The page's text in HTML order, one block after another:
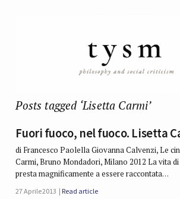
Posts tagged ‘Lisetta Carmi’
Fuori fuoco, nel fuoco. Lisetta
di Francesco Paolella Giovanna Calvenzi, Le
Carmi, Bruno Mondadori, Milano 2012 La vita
presta magnificamente a essere raccontata…
27 Aprile 2013 Read article